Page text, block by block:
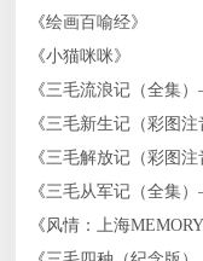
《绘画百喻经》
《小猫咪咪》
《三毛流浪记（全集
《三毛新生记（彩图注
《三毛解放记（彩图注
《三毛从军记（全集
《 风情：上海